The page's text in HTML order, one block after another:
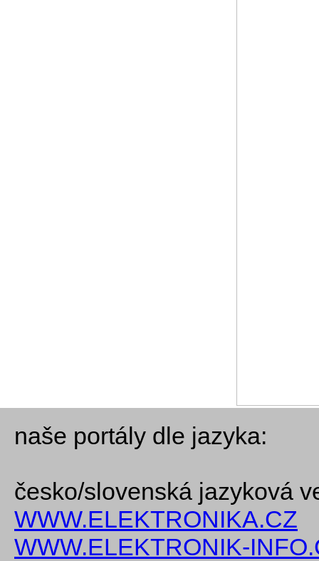
naše portály dle jazyka:
česko/slovenská jazyková
WWW.ELEKTRONIKA.CZ
WWW.ELEKTRONIK-